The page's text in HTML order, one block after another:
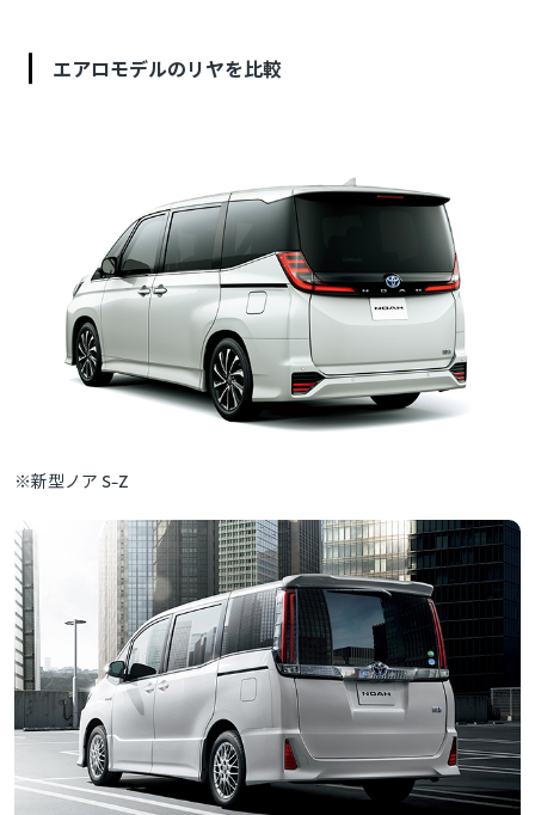
エアロモデルのリヤを比較
※新型ノア S-Z